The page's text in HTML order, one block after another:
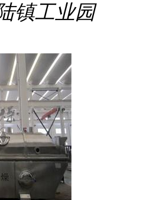
镇工业园